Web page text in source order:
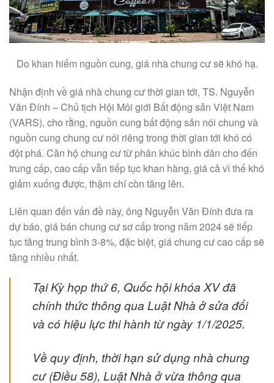
Do khan hiếm nguồn cung, giá nhà chung cư sẽ khó hạ.
Nhận định về giá nhà chung cư thời gian tới, TS. Nguyễn
Văn Đính – Chủ tịch Hội Môi giới Bất động sản Việt Nam
(VARS), cho rằng, nguồn cung bất động sản nói chung và
nguồn cung chung cư nói riêng trong thời gian tới khó có
đột phá. Căn hộ chung cư từ phân khúc bình dân cho đến
trung cấp, cao cấp vẫn tiếp tục khan hàng, giá cả vì thế khó
giảm xuống được, thậm chí còn tăng lên.
Liên quan đến vấn đề này, ông Nguyễn Văn Đính đưa ra
dự báo, giá bán chung cư sơ cấp trong năm 2024 sẽ tiếp
tục tăng trung bình 3-8%, đặc biệt, giá chung cư cao cấp sẽ
tăng nhiều nhất.
Tại Kỳ họp thứ 6, Quốc hội khóa XV đã
chính thức thông qua Luật Nhà ở sửa đổi
và có hiệu lực thi hành từ ngày 1/1/2025.
Về quy định, thời hạn sử dụng nhà chung
cư (Điều 58), Luật Nhà ở vừa thông qua